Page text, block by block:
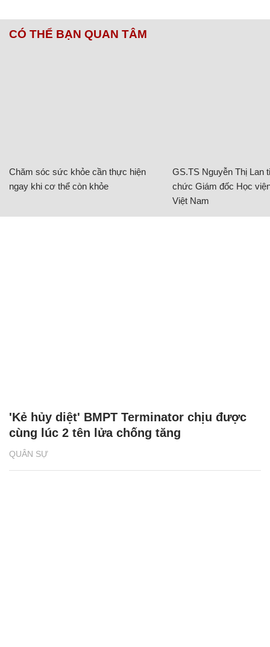
CÓ THỂ BẠN QUAN TÂM
Chăm sóc sức khỏe cần thực hiện
ngay khi cơ thể còn khỏe
GS.TS Nguyễn Thị Lan
chức Giám đốc Học
Việt Nam
QUÂN SỰ
'Kẻ hủy diệt' BMPT Terminator chịu được
cùng lúc 2 tên lửa chống tăng